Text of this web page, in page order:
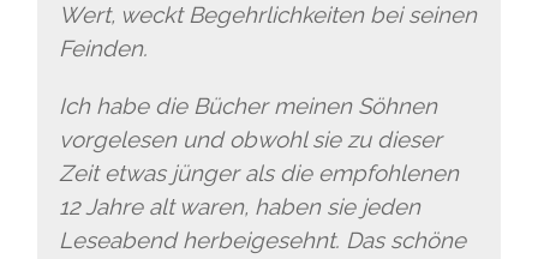
Wert, weckt Begehrlichkeiten bei seinen
Feinden.
Ich habe die Bücher meinen Söhnen
vorgelesen und obwohl sie zu dieser
Zeit etwas jünger als die empfohlenen
12 Jahre alt waren, haben sie jeden
Leseabend herbeigesehnt. Das schöne